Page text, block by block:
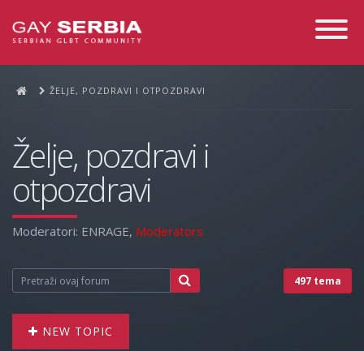
Toggle
ŽELJE, POZDRAVI I OTPOZDRAVI
Želje, pozdravi i
otpozdravi
Moderatori: ENRAGE, Moderators
497 tema
NEW TOPIC